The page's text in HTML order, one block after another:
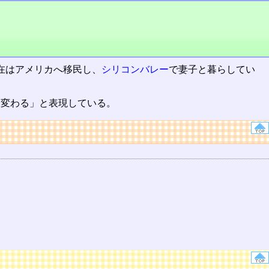
はアメリカへ移民し、 シリコンバレーで妻子と暮らしてい
わる」と表現している。